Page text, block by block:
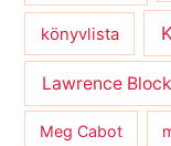
könyvlista
Lawrence Block
Meg Cabot